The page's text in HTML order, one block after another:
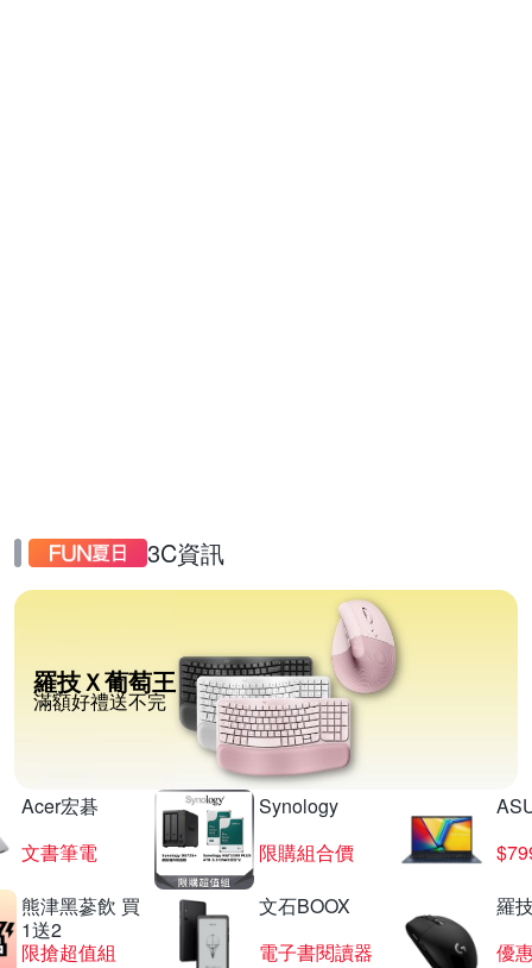
3C資訊
羅技Ｘ葡萄王
滿額好禮送不完
Acer宏碁
文書筆電
Synology
限購組合價
熊津黑蔘飲 買
1送2
限搶超值組
文石BOOX
電子書閱讀器
羅
優